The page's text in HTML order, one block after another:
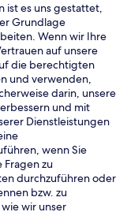
ist es uns gestattet,
Grundlage
Wenn wir Ihre
auf unsere
die berechtigten
und verwenden,
darin, unsere
und mit
Dienstleistungen
wenn Sie
Fragen zu
durchzuführen oder
bzw. zu
wir unser